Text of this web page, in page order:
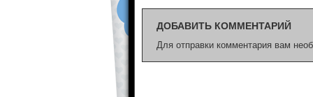
ДОБАВИТЬ КОММЕНТАРИЙ
Для отправки комментария вам